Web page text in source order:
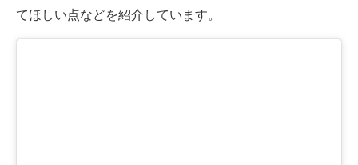
てほしい点などを紹介しています。